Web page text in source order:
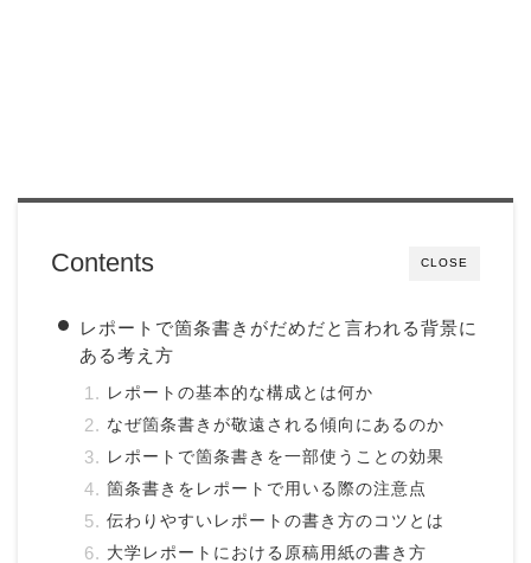
CLOSE
Contents
レポートで箇条書きがだめだと言われる背景に
ある考え方
レポートの基本的な構成とは何か
なぜ箇条書きが敬遠される傾向にあるのか
レポートで箇条書きを一部使うことの効果
箇条書きをレポートで用いる際の注意点
伝わりやすいレポートの書き方のコツとは
大学レポートにおける原稿用紙の書き方